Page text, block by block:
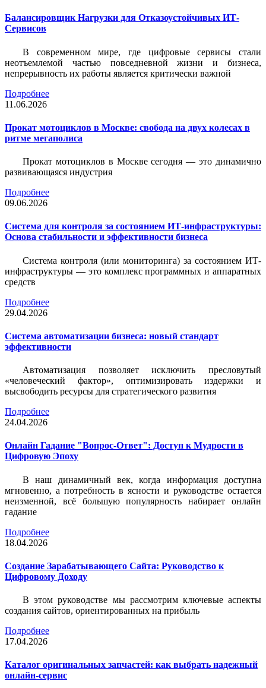
Балансировщик Нагрузки для Отказоустойчивых ИТ-
Сервисов
В современном мире, где цифровые сервисы стали
неотъемлемой частью повседневной жизни и бизнеса,
непрерывность их работы является критически важной
Подробнее
11.06.2026
Прокат мотоциклов в Москве: свобода на двух колесах в
ритме мегаполиса
Прокат мотоциклов в Москве сегодня — это динамично
развивающаяся индустрия
Подробнее
09.06.2026
Система для контроля за состоянием ИТ-инфраструктуры:
Основа стабильности и эффективности бизнеса
Система контроля (или мониторинга) за состоянием ИТ-
инфраструктуры — это комплекс программных и аппаратных
средств
Подробнее
29.04.2026
Система автоматизации бизнеса: новый стандарт
эффективности
Автоматизация позволяет исключить пресловутый
«человеческий фактор», оптимизировать издержки и
высвободить ресурсы для стратегического развития
Подробнее
24.04.2026
Онлайн Гадание "Вопрос-Ответ": Доступ к Мудрости в
Цифровую Эпоху
В наш динамичный век, когда информация доступна
мгновенно, а потребность в ясности и руководстве остается
неизменной, всё большую популярность набирает онлайн
гадание
Подробнее
18.04.2026
Создание Зарабатывающего Сайта: Руководство к
Цифровому Доходу
В этом руководстве мы рассмотрим ключевые аспекты
создания сайтов, ориентированных на прибыль
Подробнее
17.04.2026
Каталог оригинальных запчастей: как выбрать надежный
онлайн-сервис